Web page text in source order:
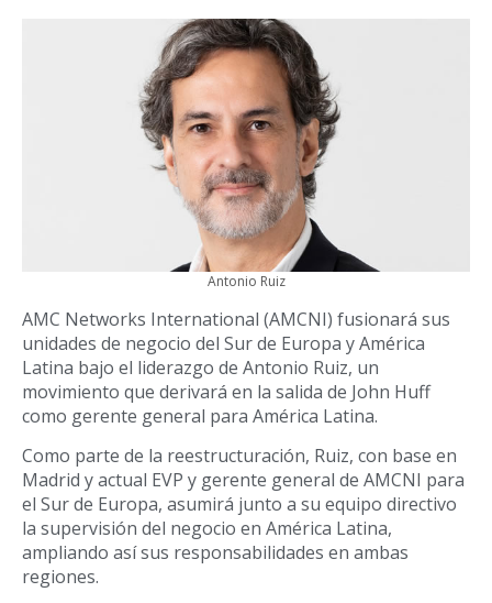
Antonio Ruiz
AMC Networks International (AMCNI) fusionará sus
unidades de negocio del Sur de Europa y América
Latina bajo el liderazgo de Antonio Ruiz, un
movimiento que derivará en la salida de John Huff
como gerente general para América Latina.
Como parte de la reestructuración, Ruiz, con base en
Madrid y actual EVP y gerente general de AMCNI para
el Sur de Europa, asumirá junto a su equipo directivo
la supervisión del negocio en América Latina,
ampliando así sus responsabilidades en ambas
regiones.